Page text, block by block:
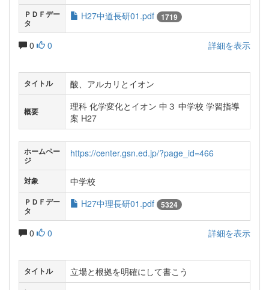
ＰＤＦデー
タ
H27中道長研01.pdf 1719
0 0 詳細を表示
タイトル 酸、アルカリとイオン
概要
理科 化学変化とイオン 中３ 中学校 学習指導
案 H27
ホームペー
ジ
https://center.gsn.ed.jp/?page_id=466
対象 中学校
ＰＤＦデー
タ
H27中理長研01.pdf 5324
0 0 詳細を表示
タイトル 立場と根拠を明確にして書こう